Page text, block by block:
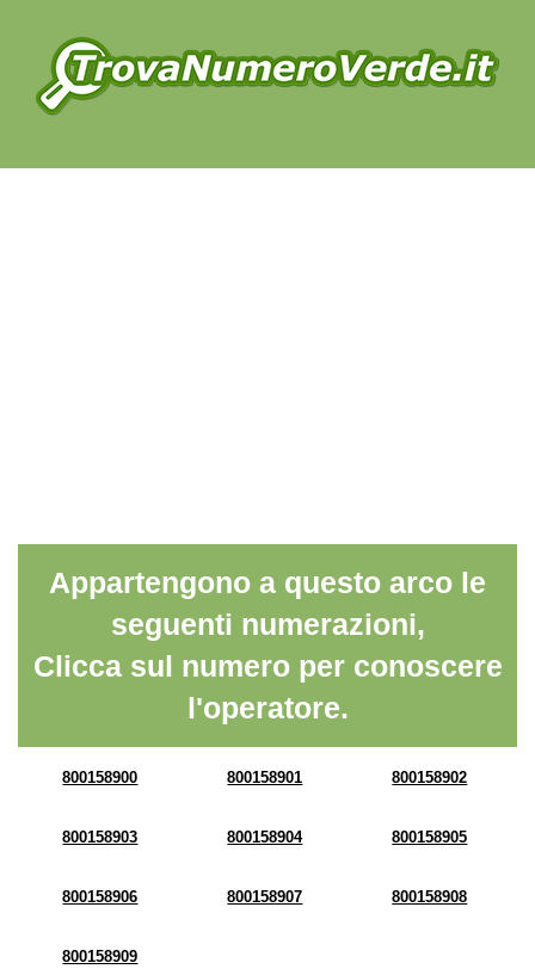
Appartengono a questo arco le
seguenti numerazioni,
Clicca sul numero per conoscere
l'operatore.
800158900 800158901 800158902
800158903 800158904 800158905
800158906 800158907 800158908
800158909